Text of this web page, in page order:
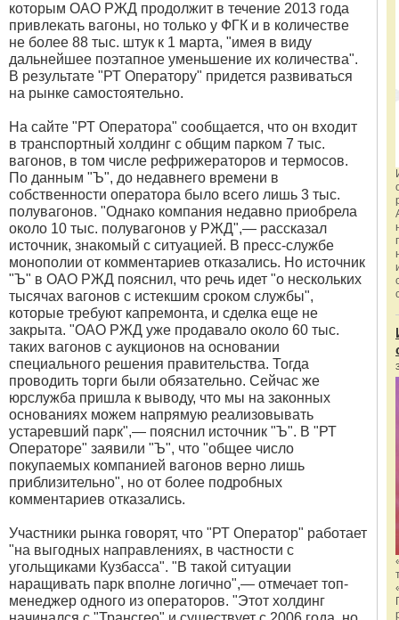
которым ОАО РЖД продолжит в течение 2013 года
привлекать вагоны, но только у ФГК и в количестве
не более 88 тыс. штук к 1 марта, "имея в виду
дальнейшее поэтапное уменьшение их количества".
В результате "РТ Оператору" придется развиваться
на рынке самостоятельно.
На сайте "РТ Оператора" сообщается, что он входит
в транспортный холдинг с общим парком 7 тыс.
вагонов, в том числе рефрижераторов и термосов.
По данным "Ъ", до недавнего времени в
собственности оператора было всего лишь 3 тыс.
полувагонов. "Однако компания недавно приобрела
около 10 тыс. полувагонов у РЖД",— рассказал
источник, знакомый с ситуацией. В пресс-службе
монополии от комментариев отказались. Но источник
"Ъ" в ОАО РЖД пояснил, что речь идет "о нескольких
тысячах вагонов с истекшим сроком службы",
которые требуют капремонта, и сделка еще не
закрыта. "ОАО РЖД уже продавало около 60 тыс.
таких вагонов с аукционов на основании
специального решения правительства. Тогда
проводить торги были обязательно. Сейчас же
юрслужба пришла к выводу, что мы на законных
основаниях можем напрямую реализовывать
устаревший парк",— пояснил источник "Ъ". В "РТ
Операторе" заявили "Ъ", что "общее число
покупаемых компанией вагонов верно лишь
приблизительно", но от более подробных
комментариев отказались.
Участники рынка говорят, что "РТ Оператор" работает
"на выгодных направлениях, в частности с
угольщиками Кузбасса". "В такой ситуации
наращивать парк вполне логично",— отмечает топ-
менеджер одного из операторов. "Этот холдинг